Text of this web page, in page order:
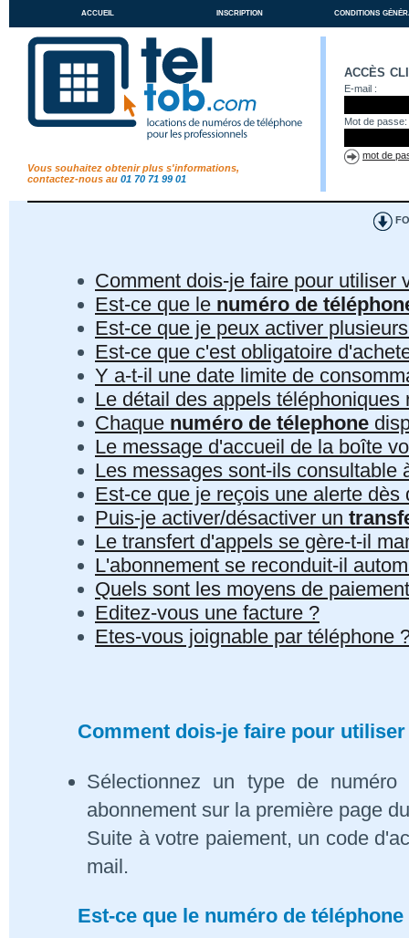
accueil inscription conditions
Vous souhaitez obtenir plus s'informations,
contactez-nous au 01 70 71 99 01
accès
E-mail :
Mot de passe:
mot de
Comment dois-je faire pour utiliser
Est-ce que le numéro de
Est-ce que je peux activer
Est-ce que c'est obligatoire
Y a-t-il une date limite de
Le détail des appels
Chaque numéro de télephone
Le message d'accueil de la boîte
Les messages sont-ils consultable
Est-ce que je reçois une alerte
Puis-je activer/désactiver un
Le transfert d'appels se gère-t-il
L'abonnement se reconduit-il
Quels sont les moyens de
Editez-vous une facture ?
Etes-vous joignable par téléphone
Comment dois-je faire pour
Sélectionnez un type de
abonnement sur la première page
Suite à votre paiement, un code
mail.
Est-ce que le numéro de